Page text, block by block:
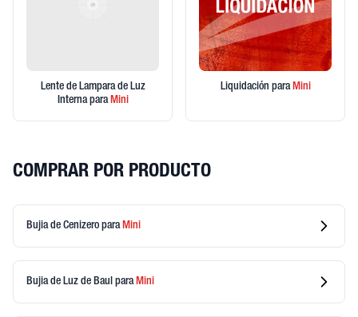
Lente de Lampara de Luz
Interna paraMini
Liquidación paraMini
COMPRAR POR PRODUCTO
Bujia de Cenizero para Mini
Bujia de Luz de Baul para Mini